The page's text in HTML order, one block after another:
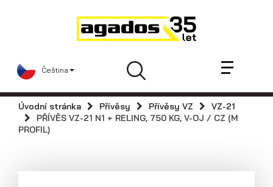
Čeština
Novinky a články
Prodejci
Kontakt
Videa
AGADOS
AGA KIT
Úvodní stránka Přívěsy Přívěsy VZ
VZ-21
PŘÍVĚS VZ-21 N1 + RELING, 750 KG, V-OJ / CZ (M
PROFIL)